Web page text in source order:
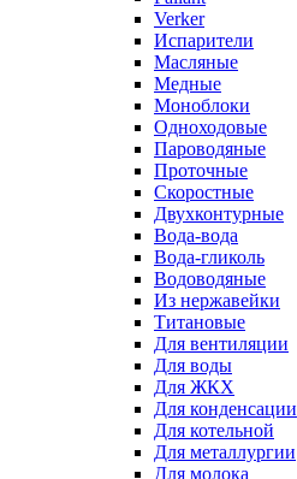
Verker
Испарители
Масляные
Медные
Моноблоки
Одноходовые
Пароводяные
Проточные
Скоростные
Двухконтурные
Вода-вода
Вода-гликоль
Водоводяные
Из нержавейки
Титановые
Для вентиляции
Для воды
Для ЖКХ
Для конденсации
Для котельной
Для металлургии
Для молока